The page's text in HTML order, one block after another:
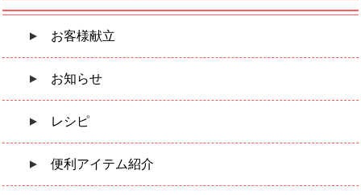
お客様献立
お知らせ
レシピ
便利アイテム紹介